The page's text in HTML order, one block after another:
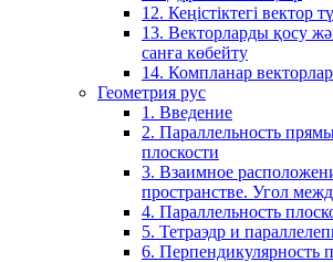
12. Кеңістіктегі вектор
13. Векторларды қосу
санға көбейту
14. Компланар векторлар
Геометрия рус
1. Введение
2. Параллельность
плоскости
3. Взаимное
пространстве. Угол
4. Параллельность
5. Тетраэдр и
6. Перпендикулярность